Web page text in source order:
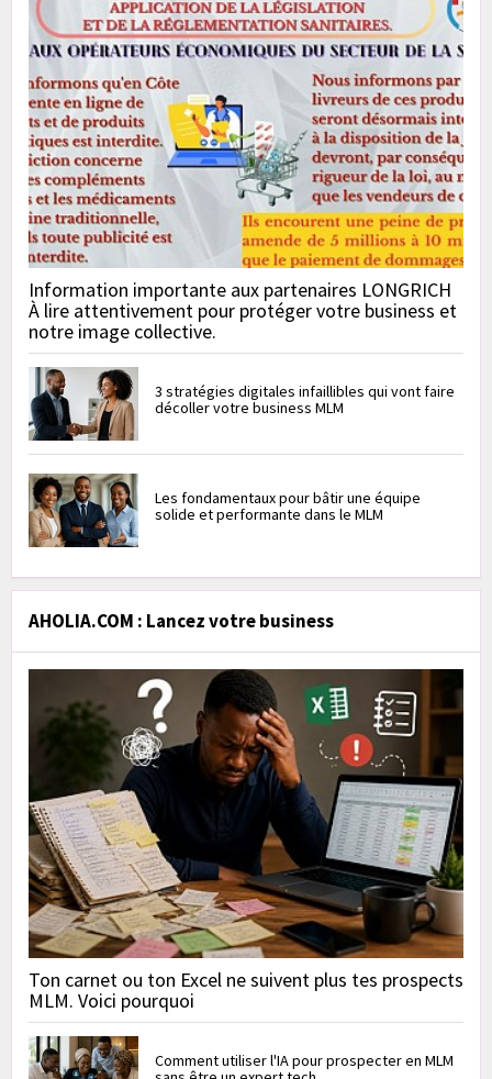
Information importante aux partenaires LONGRICH
À lire attentivement pour protéger votre business et
notre image collective.
3 stratégies digitales infaillibles qui vont faire
décoller votre business MLM
Les fondamentaux pour bâtir une équipe
solide et performante dans le MLM
AHOLIA.COM : Lancez votre business
Ton carnet ou ton Excel ne suivent plus tes prospects
MLM. Voici pourquoi
Comment utiliser l'IA pour prospecter en MLM